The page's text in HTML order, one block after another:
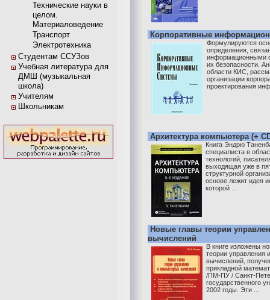
Технические науки в
целом.
Материаловедение
Транспорт
Электротехника
Студентам ССУЗов
Учебная литература для
ДМШ (музыкальная
школа)
Учителям
Школьникам
Корпоративные
Формулируются
определения,
информационными
их безопасности.
области КИС,
организации
проектирования
Архитектура компьютера (+
Книга Эндрю
специалиста в
технологий,
выходящая уже в
структурной
основе лежит идея
которой ...
Новые главы теории
вычислений
В книге изложены
теории управления
вычислений,
прикладной
/ПМ-ПУ / Санкт-
государственного
2002 годы. Эти ...